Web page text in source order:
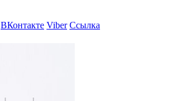
ВКонтакте Viber Ссылка